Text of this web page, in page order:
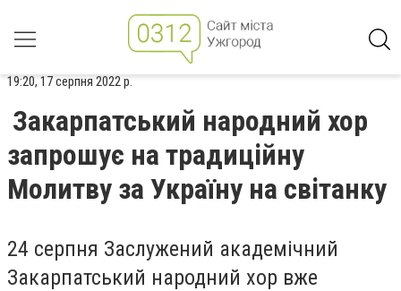
19:20, 17 серпня 2022 р.
Закарпатський народний хор
запрошує на традиційну
Молитву за Україну на світанку
24 серпня Заслужений академічний
Закарпатський народний хор вже